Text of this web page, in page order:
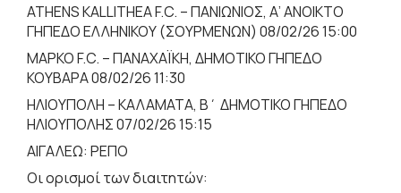
ATHENS KALLITHEA F.C. – ΠΑΝΙΩΝΙΟΣ, Α’ ΑΝΟΙΚΤΟ
ΓΗΠΕΔΟ ΕΛΛΗΝΙΚΟΥ (ΣΟΥΡΜΕΝΩΝ) 08/02/26 15:00
ΜΑΡΚΟ F.C. – ΠΑΝΑΧΑΪΚΗ, ΔΗΜΟΤΙΚΟ ΓΗΠΕΔΟ
ΚΟΥΒΑΡΑ 08/02/26 11:30
ΗΛΙΟΥΠΟΛΗ – ΚΑΛΑΜΑΤΑ, Β΄ ΔΗΜΟΤΙΚΟ ΓΗΠΕΔΟ
ΗΛΙΟΥΠΟΛΗΣ 07/02/26 15:15
ΑΙΓΑΛΕΩ: ΡΕΠΟ
Οι ορισμοί των διαιτητών: